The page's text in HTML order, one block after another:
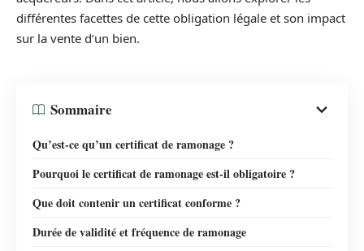
différentes facettes de cette obligation légale et son impact
sur la vente d’un bien.
Sommaire
Qu’est-ce qu’un certificat de ramonage ?
Pourquoi le certificat de ramonage est-il obligatoire ?
Que doit contenir un certificat conforme ?
Durée de validité et fréquence de ramonage